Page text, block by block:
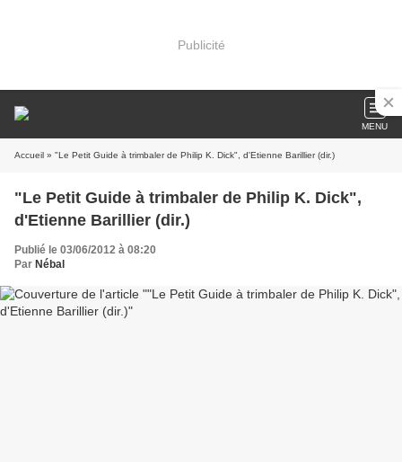
Publicité
MENU
Accueil » "Le Petit Guide à trimbaler de Philip K. Dick", d'Etienne Barillier (dir.)
"Le Petit Guide à trimbaler de Philip K. Dick",
d'Etienne Barillier (dir.)
Publié le 03/06/2012 à 08:20
Par Nébal